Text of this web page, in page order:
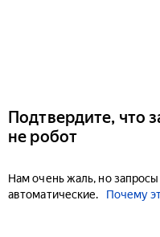
Подтвердите, что
не робот
Нам очень жаль, но
автоматические.
Почему